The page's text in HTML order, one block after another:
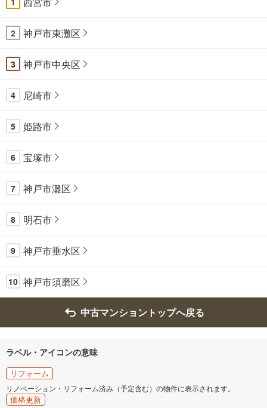
2 神戸市東灘区
3 神戸市中央区
4 尼崎市
5 姫路市
6 宝塚市
7 神戸市灘区
8 明石市
9 神戸市垂水区
10 神戸市須磨区
中古マンショントップへ戻る
ラベル・アイコンの意味
リフォーム
リノベーション・リフォーム済み（予定含む）の物件に表示されます。
価格更新